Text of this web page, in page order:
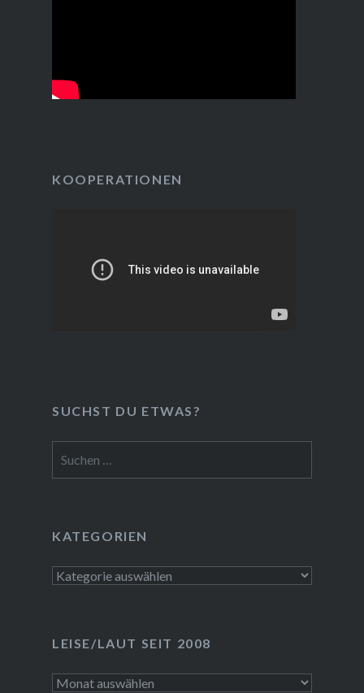
KOOPERATIONEN
SUCHST DU ETWAS?
nach:
KATEGORIEN
Kategorien
LEISE/LAUT SEIT 2008
LEISE/laut